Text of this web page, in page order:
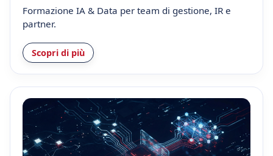
Formazione IA & Data per team di gestione, IR e
partner.
Scopri di più